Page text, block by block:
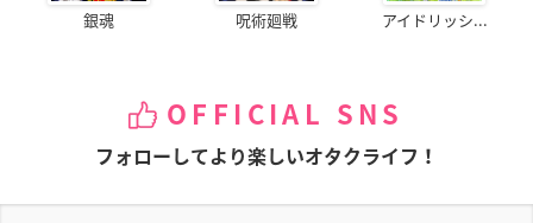
銀魂 呪術廻戦 アイドリッシ...
OFFICIAL SNS
フォローしてより楽しいオタクライフ！